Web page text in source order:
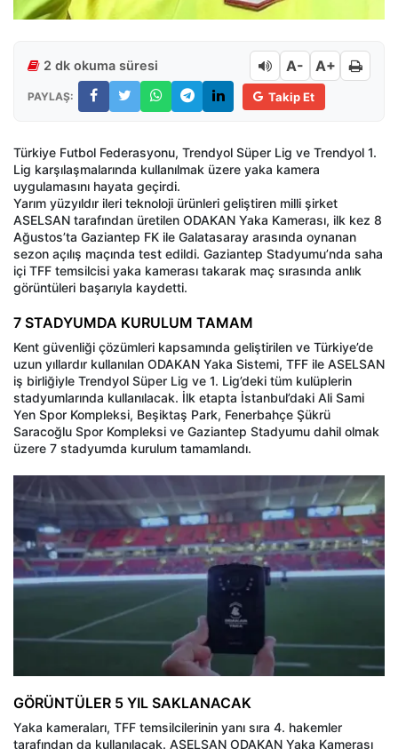
2 dk okuma süresi A- A+
PAYLAŞ: Takip Et
Türkiye Futbol Federasyonu, Trendyol Süper Lig ve Trendyol 1.
Lig karşılaşmalarında kullanılmak üzere yaka kamera
uygulamasını hayata geçirdi.
Yarım yüzyıldır ileri teknoloji ürünleri geliştiren milli şirket
ASELSAN tarafından üretilen ODAKAN Yaka Kamerası, ilk kez 8
Ağustos’ta Gaziantep FK ile Galatasaray arasında oynanan
sezon açılış maçında test edildi. Gaziantep Stadyumu’nda saha
içi TFF temsilcisi yaka kamerası takarak maç sırasında anlık
görüntüleri başarıyla kaydetti.
7 STADYUMDA KURULUM TAMAM
Kent güvenliği çözümleri kapsamında geliştirilen ve Türkiye’de
uzun yıllardır kullanılan ODAKAN Yaka Sistemi, TFF ile ASELSAN
iş birliğiyle Trendyol Süper Lig ve 1. Lig’deki tüm kulüplerin
stadyumlarında kullanılacak. İlk etapta İstanbul’daki Ali Sami
Yen Spor Kompleksi, Beşiktaş Park, Fenerbahçe Şükrü
Saracoğlu Spor Kompleksi ve Gaziantep Stadyumu dahil olmak
üzere 7 stadyumda kurulum tamamlandı.
GÖRÜNTÜLER 5 YIL SAKLANACAK
Yaka kameraları, TFF temsilcilerinin yanı sıra 4. hakemler
tarafından da kullanılacak. ASELSAN ODAKAN Yaka Kamerası